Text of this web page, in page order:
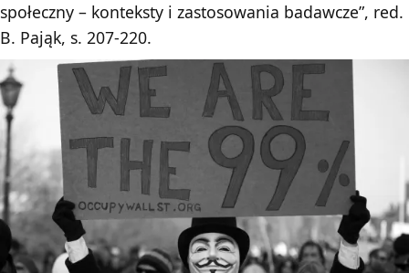
społeczny – konteksty i zastosowania badawcze”, red.
B. Pająk, s. 207-220.